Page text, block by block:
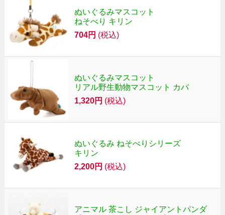
ぬいぐるみマスコット
ねそべり キリン
704円 (税込)
ぬいぐるみマスコット
リアル野生動物マスコット カバ
1,320円 (税込)
ぬいぐるみ ねそべりシリーズ
キリン
2,200円 (税込)
アニマル 茶こし ジャイアントパンダ